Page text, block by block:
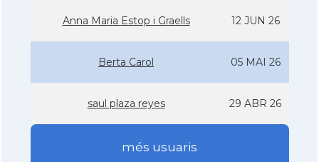
Anna Maria Estop i Graells 12 JUN 26
Berta Carol 05 MAI 26
saul plaza reyes 29 ABR 26
més usuaris